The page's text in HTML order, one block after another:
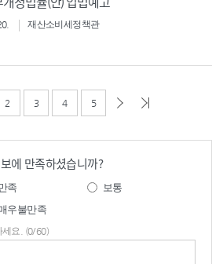
재산소비세정책관
2 3 4 5
에 만족하셨습니까?
족
보통
우불만족
세요. (0/60)